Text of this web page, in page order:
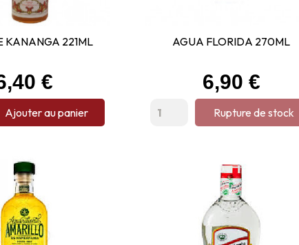
KANANGA 221ML
€
Ajouter au panier
AGUA FLORIDA 270ML
Prix
6,90 €
Rupture de stock